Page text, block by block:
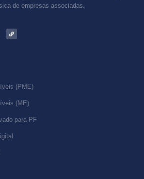
de empresas associadas.
(PME)
(ME)
para PF